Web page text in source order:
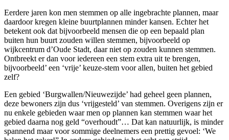
Eerdere jaren kon men stemmen op alle ingebrachte plannen, maar
daardoor kregen kleine buurtplannen minder kansen. Echter het
betekent ook dat bijvoorbeeld mensen die op een bepaald plan
buiten hun buurt zouden willen stemmen, bijvoorbeeld op
wijkcentrum d’Oude Stadt, daar niet op zouden kunnen stemmen.
Ontbreekt er dan voor iedereen een stem extra uit te brengen,
bijvoorbeeld’ een ‘vrije’ keuze-stem voor allen, buiten het gebied
zelf?
Een gebied ‘Burgwallen/Nieuwezijde’ had geheel geen plannen,
deze bewoners zijn dus ‘vrijgesteld’ van stemmen. Overigens zijn er
nu enkele gebieden waar men op plannen kan stemmen waar het
gebied daarna nog geld “overhoudt”… Dat kan natuurlijk, is minder
spannend maar voor sommige deelnemers een prettig gevoel: ‘We